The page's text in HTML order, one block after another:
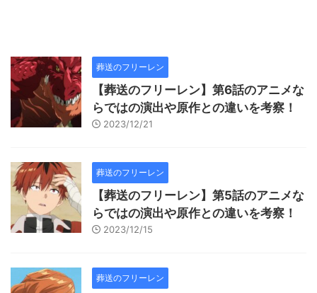
葬送のフリーレン
【葬送のフリーレン】第6話のアニメな
らではの演出や原作との違いを考察！
2023/12/21
葬送のフリーレン
【葬送のフリーレン】第5話のアニメな
らではの演出や原作との違いを考察！
2023/12/15
葬送のフリーレン